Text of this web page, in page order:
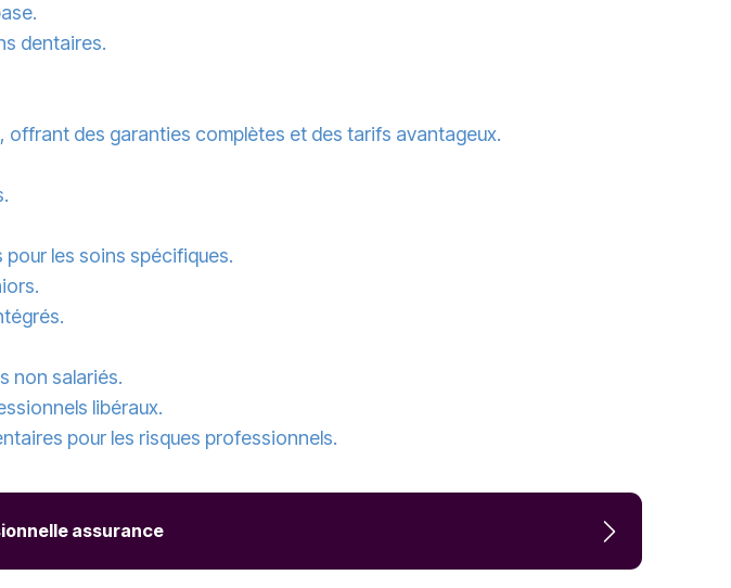
dentaires.
offrant des garanties complètes et des tarifs avantageux.
les soins spécifiques.
non salariés.
libéraux.
pour les risques professionnels.
assurance